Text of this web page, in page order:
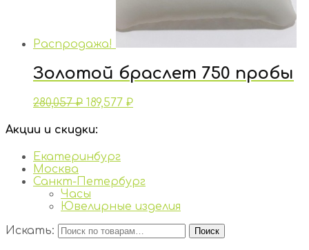
Распродажа!
Золотой браслет 750 пробы
280,057₽ 189,577 ₽
Акции и скидки:
Екатеринбург
Москва
Санкт-Петербург
Часы
Ювелирные изделия
Искать:
Поиск